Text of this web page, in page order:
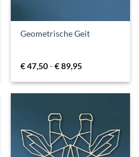
Geometrische Geit
€47,50-€89,95Prijsklasse:
tot